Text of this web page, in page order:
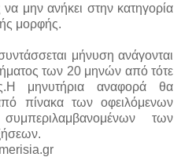
μην ανήκει στην κατηγορία
μορφής.
μήνυση ανάγονται
των 20 μηνών από τότε
μηνυτήρια αναφορά θα
πίνακα των οφειλόμενων
των